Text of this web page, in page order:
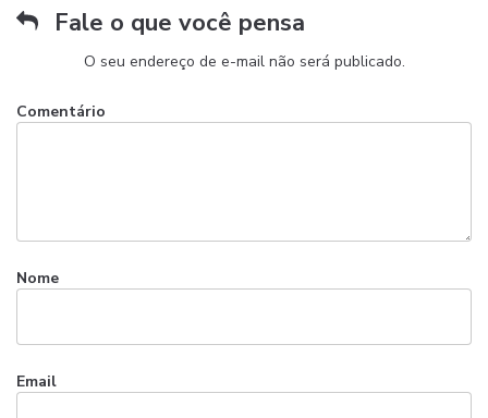
Fale o que você pensa
O seu endereço de e-mail não será publicado.
Nome
Email
Comentário